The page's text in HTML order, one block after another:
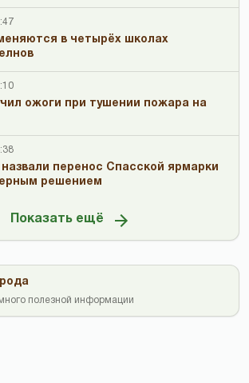
в четырёх школах
ожоги при тушении пожара на
перенос Спасской ярмарки
решением
Показать ещё
полезной информации